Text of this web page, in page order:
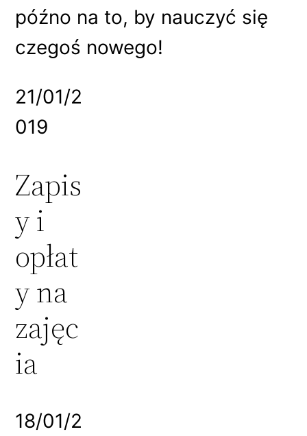
późno na to, by nauczyć się
czegoś nowego!
21/01/2
019
Zapis
y i
opłat
y na
zajęc
ia
18/01/2